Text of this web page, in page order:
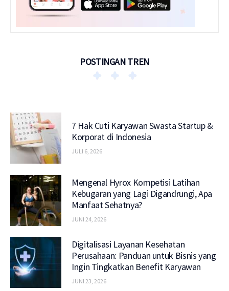
POSTINGAN TREN
7 Hak Cuti Karyawan Swasta Startup &
Korporat di Indonesia
JULI 6, 2026
Mengenal Hyrox Kompetisi Latihan
Kebugaran yang Lagi Digandrungi, Apa
Manfaat Sehatnya?
JUNI 24, 2026
Digitalisasi Layanan Kesehatan
Perusahaan: Panduan untuk Bisnis yang
Ingin Tingkatkan Benefit Karyawan
JUNI 23, 2026